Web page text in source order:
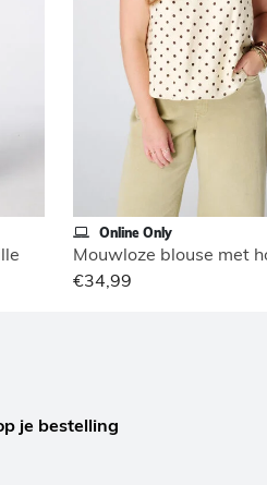
Online Only
Mouwloze blouse met
€34,99
je bestelling